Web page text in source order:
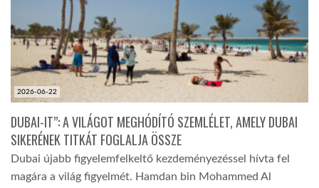
2026-06-22
DUBAI-IT”: A VILÁGOT MEGHÓDÍTÓ SZEMLÉLET, AMELY DUBAI
SIKERÉNEK TITKÁT FOGLALJA ÖSSZE
Dubai újabb figyelemfelkeltő kezdeményezéssel hívta fel
magára a világ figyelmét. Hamdan bin Mohammed Al